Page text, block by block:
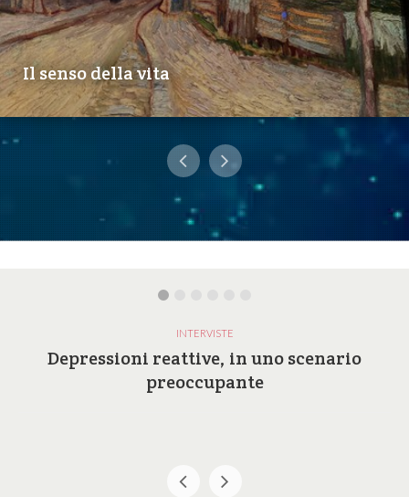
Il senso della vita
INTERVISTE
Depressioni reattive, in uno scenario
preoccupante